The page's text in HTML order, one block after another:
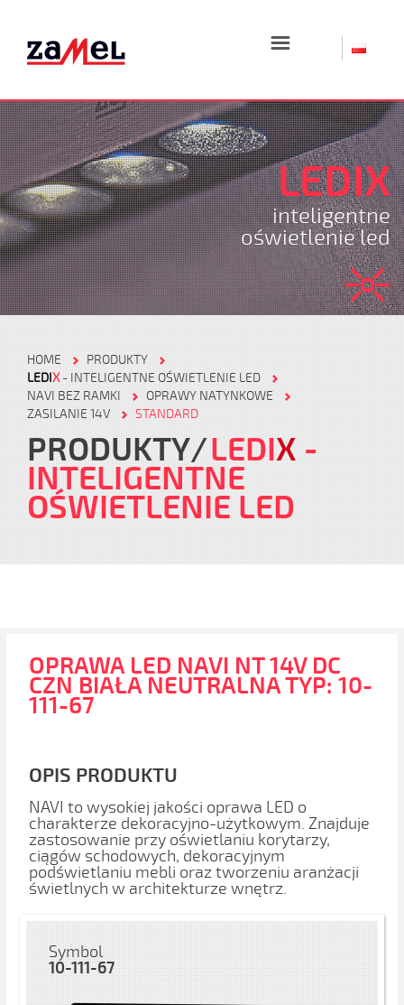
☰
LEDIX
inteligentne
oświetlenie led
HOME
PRODUKTY
LEDIX- INTELIGENTNE OŚWIETLENIE LED
NAVI BEZ RAMKI
OPRAWY NATYNKOWE
ZASILANIE 14V
STANDARD
PRODUKTY LEDIX -
INTELIGENTNE
OŚWIETLENIE LED
OPRAWA LED NAVI NT 14V DC
CZN BIAŁA NEUTRALNA TYP: 10-
111-67
OPIS PRODUKTU
NAVI to wysokiej jakości oprawa LED o
charakterze dekoracyjno-użytkowym. Znajduje
zastosowanie przy oświetlaniu korytarzy,
ciągów schodowych, dekoracyjnym
podświetlaniu mebli oraz tworzeniu aranżacji
świetlnych w architekturze wnętrz.
Symbol
10-111-67